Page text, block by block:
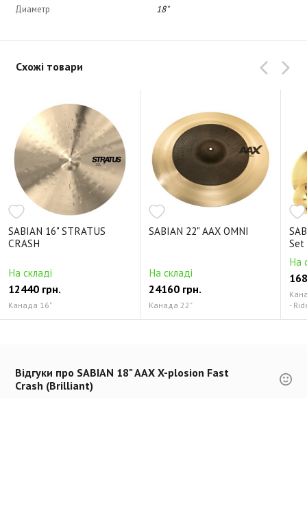
Диаметр
18"
Схожі товари
SABIAN 16" STRATUS
CRASH
На складі
12440 грн.
Канада 16"
SABIAN 22" AAX OMNI
На складі
24160 грн.
Канада 22"
Set
На
-
Відгуки про SABIAN 18" AAX X-plosion Fast
Crash (Brilliant)